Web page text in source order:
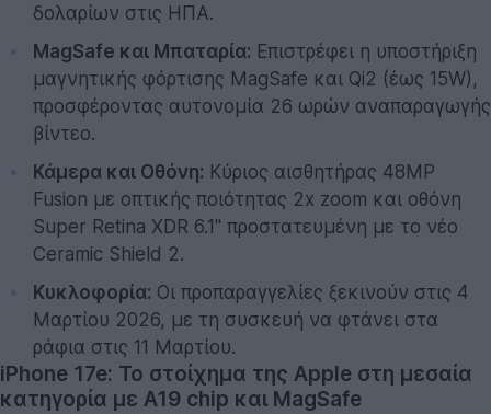
δολαρίων στις ΗΠΑ.
MagSafe και Μπαταρία: Επιστρέφει η υποστήριξη
μαγνητικής φόρτισης MagSafe και Qi2 (έως 15W),
προσφέροντας αυτονομία 26 ωρών αναπαραγωγής
βίντεο.
Κάμερα και Οθόνη: Κύριος αισθητήρας 48MP
Fusion με οπτικής ποιότητας 2x zoom και οθόνη
Super Retina XDR 6.1" προστατευμένη με το νέο
Ceramic Shield 2.
Κυκλοφορία: Οι προπαραγγελίες ξεκινούν στις 4
Μαρτίου 2026, με τη συσκευή να φτάνει στα
ράφια στις 11 Μαρτίου.
iPhone 17e: Το στοίχημα της Apple στη μεσαία
κατηγορία με A19 chip και MagSafe